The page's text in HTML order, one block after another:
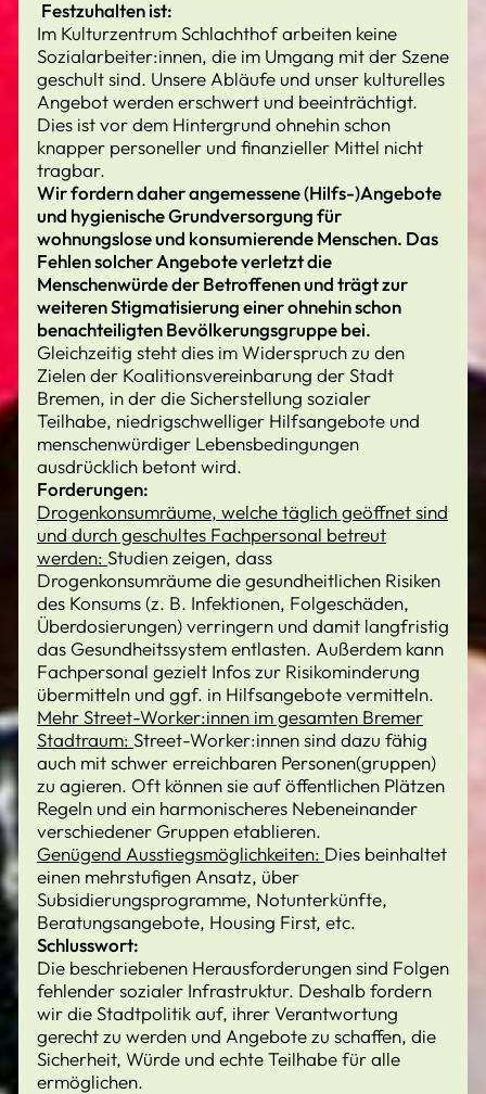
Festzuhalten ist:
Im Kulturzentrum Schlachthof arbeiten keine
Sozialarbeiter:innen, die im Umgang mit der Szene
geschult sind. Unsere Abläufe und unser kulturelles
Angebot werden erschwert und beeinträchtigt.
Dies ist vor dem Hintergrund ohnehin schon
knapper personeller und finanzieller Mittel nicht
tragbar.
Wir fordern daher angemessene (Hilfs-)Angebote
und hygienische Grundversorgung für
wohnungslose und konsumierende Menschen. Das
Fehlen solcher Angebote verletzt die
Menschenwürde der Betroffenen und trägt zur
weiteren Stigmatisierung einer ohnehin schon
benachteiligten Bevölkerungsgruppe bei.
Gleichzeitig steht dies im Widerspruch zu den
Zielen der Koalitionsvereinbarung der Stadt
Bremen, in der die Sicherstellung sozialer
Teilhabe, niedrigschwelliger Hilfsangebote und
menschenwürdiger Lebensbedingungen
ausdrücklich betont wird.
Forderungen:
Drogenkonsumräume, welche täglich geöffnet sind
und durch geschultes Fachpersonal betreut
werden: Studien zeigen, dass
Drogenkonsumräume die gesundheitlichen Risiken
des Konsums (z. B. Infektionen, Folgeschäden,
Überdosierungen) verringern und damit langfristig
das Gesundheitssystem entlasten. Außerdem kann
Fachpersonal gezielt Infos zur Risikominderung
übermitteln und ggf. in Hilfsangebote vermitteln.
Mehr Street-Worker:innen im gesamten Bremer
Stadtraum: Street-Worker:innen sind dazu fähig
auch mit schwer erreichbaren Personen(gruppen)
zu agieren. Oft können sie auf öffentlichen Plätzen
Regeln und ein harmonischeres Nebeneinander
verschiedener Gruppen etablieren.
Genügend Ausstiegsmöglichkeiten: Dies beinhaltet
einen mehrstufigen Ansatz, über
Subsidierungsprogramme, Notunterkünfte,
Beratungsangebote, Housing First, etc.
Schlusswort:
Die beschriebenen Herausforderungen sind Folgen
fehlender sozialer Infrastruktur. Deshalb fordern
wir die Stadtpolitik auf, ihrer Verantwortung
gerecht zu werden und Angebote zu schaffen, die
Sicherheit, Würde und echte Teilhabe für alle
ermöglichen.